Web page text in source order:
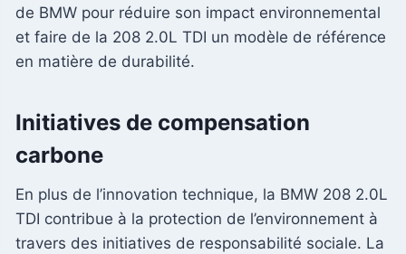
de BMW pour réduire son impact environnemental
et faire de la 208 2.0L TDI un modèle de référence
en matière de durabilité.
Initiatives de compensation
carbone
En plus de l’innovation technique, la BMW 208 2.0L
TDI contribue à la protection de l’environnement à
travers des initiatives de responsabilité sociale. La